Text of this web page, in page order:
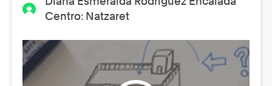
Centro: Natzaret